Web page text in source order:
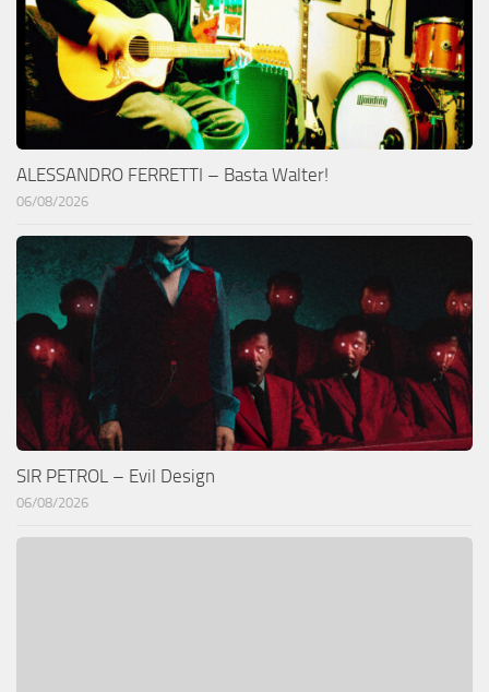
ALESSANDRO FERRETTI – Basta Walter!
06/08/2026
SIR PETROL – Evil Design
06/08/2026